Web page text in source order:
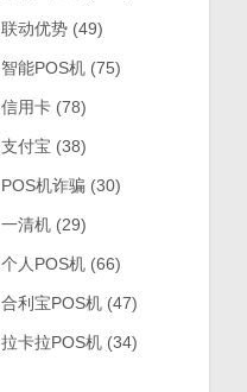
联动优势(49)
智能POS机(75)
信用卡(78)
支付宝 (38)
POS机诈骗(30)
一清机(29)
个人POS机(66)
合利宝POS机(47)
拉卡拉POS机(34)